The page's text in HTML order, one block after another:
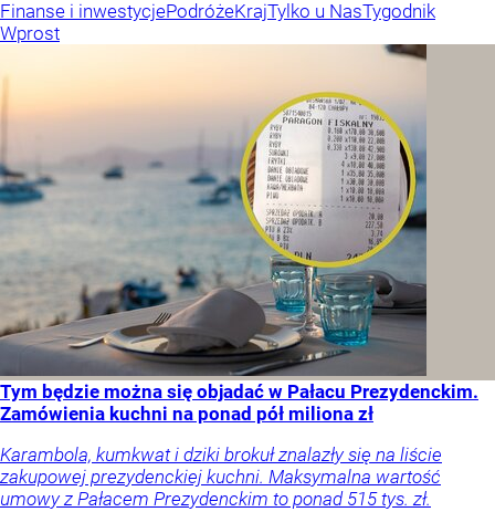
Finanse i inwestycjePodróżeKrajTylko u NasTygodnik
Wprost
Tym będzie można się objadać w Pałacu Prezydenckim.
Zamówienia kuchni na ponad pół miliona zł
Karambola, kumkwat i dziki brokuł znalazły się na liście
zakupowej prezydenckiej kuchni. Maksymalna wartość
umowy z Pałacem Prezydenckim to ponad 515 tys. zł.